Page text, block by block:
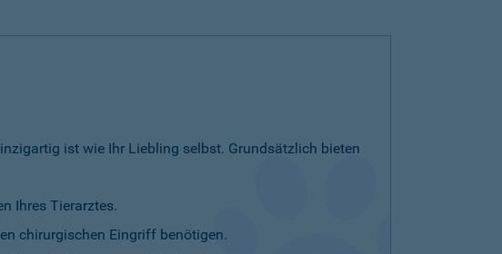
ist wie Ihr Liebling selbst. Grundsätzlich bieten
Ihres Tierarztes.
chirurgischen Eingriff benötigen.